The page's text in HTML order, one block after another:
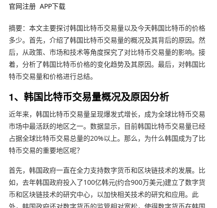
官网注册 APP下载
摘要：本文主要探讨韩国比特币交易量以及今天韩国比特币的价格
多少。首先，介绍了韩国比特币交易量的概况及其背后的原因。然
后，从政策、市场和技术等角度探究了对比特币交易量的影响。接
着，分析了韩国比特币价格的变化趋势及其原因。最后，对韩国比
特币交易量和价格进行总结。
1、韩国比特币交易量概况及原因分析
近年来，韩国比特币交易量呈现爆发式增长，成为全球比特币交易
市场中最活跃的地区之一。数据显示，目前韩国比特币交易量已经
占据全球比特币交易总量的20%以上。那么，为什么韩国成为了比
特币交易的重要地区呢？
首先，韩国政府一直在全力支持数字货币和区块链技术的发展。比
如，去年韩国政府投入了100亿韩元(约合900万美元)建立了数字货
币和区块链技术的研究中心，以加快相关技术的研究和应用。此